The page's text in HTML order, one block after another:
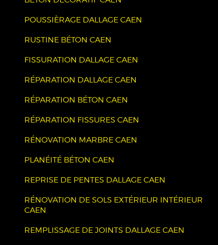
POUSSIÈRAGE DALLAGE CAEN
RUSTINE BÉTON CAEN
FISSURATION DALLAGE CAEN
RÉPARATION DALLAGE CAEN
RÉPARATION BÉTON CAEN
RÉPARATION FISSURES CAEN
RÉNOVATION MARBRE CAEN
PLANÉITÉ BÉTON CAEN
REPRISE DE PENTES DALLAGE CAEN
RÉNOVATION DE SOLS EXTÉRIEUR INTÉRIEUR
CAEN
REMPLISSAGE DE JOINTS DALLAGE CAEN